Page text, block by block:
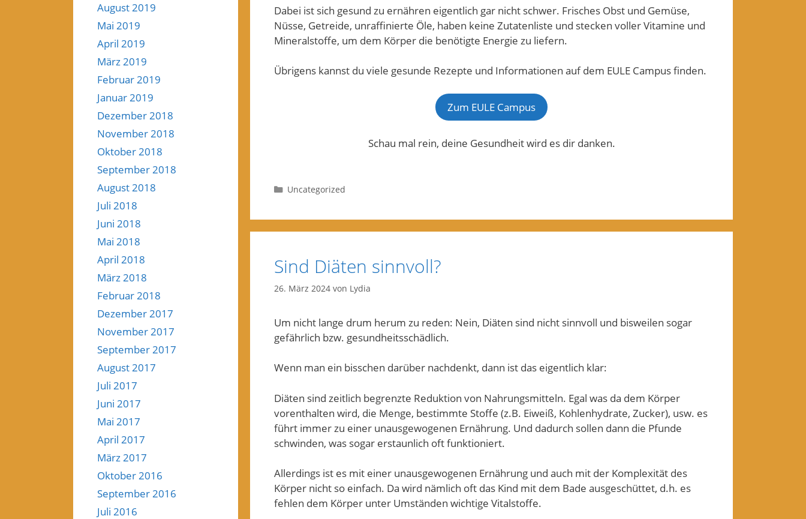
Dabei ist sich gesund zu ernähren eigentlich gar nicht schwer. Frisches Obst und Gemüse,
Nüsse, Getreide, unraffinierte Öle, haben keine Zutatenliste und stecken voller Vitamine und
Mineralstoffe, um dem Körper die benötigte Energie zu liefern.
Übrigens kannst du viele gesunde Rezepte und Informationen auf dem EULE Campus finden.
Zum EULE Campus
Schau mal rein, deine Gesundheit wird es dir danken.
Kategorien
Uncategorized
Sind Diäten sinnvoll?
26. März 2024 von Lydia
Um nicht lange drum herum zu reden: Nein, Diäten sind nicht sinnvoll und bisweilen sogar
gefährlich bzw. gesundheitsschädlich.
Wenn man ein bisschen darüber nachdenkt, dann ist das eigentlich klar:
Diäten sind zeitlich begrenzte Reduktion von Nahrungsmitteln. Egal was da dem Körper
vorenthalten wird, die Menge, bestimmte Stoffe (z.B. Eiweiß, Kohlenhydrate, Zucker), usw. es
führt immer zu einer unausgewogenen Ernährung. Und dadurch sollen dann die Pfunde
schwinden, was sogar erstaunlich oft funktioniert.
Allerdings ist es mit einer unausgewogenen Ernährung und auch mit der Komplexität des
Körper nicht so einfach. Da wird nämlich oft das Kind mit dem Bade ausgeschüttet, d.h. es
fehlen dem Körper unter Umständen wichtige Vitalstoffe.
August 2019
Mai 2019
April 2019
März 2019
Februar 2019
Januar 2019
Dezember 2018
November 2018
Oktober 2018
September 2018
August 2018
Juli 2018
Juni 2018
Mai 2018
April 2018
März 2018
Februar 2018
Dezember 2017
November 2017
September 2017
August 2017
Juli 2017
Juni 2017
Mai 2017
April 2017
März 2017
Oktober 2016
September 2016
Juli 2016